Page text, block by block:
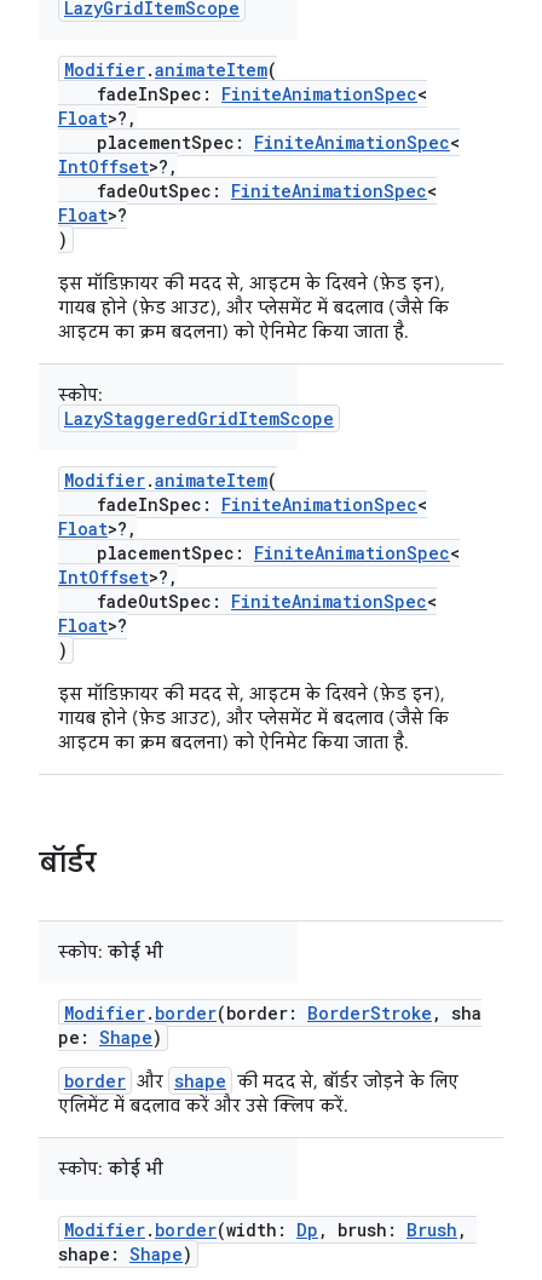
LazyGridItemScope
Modifier.animateItem(
fadeInSpec: FiniteAnimationSpec<
Float>?,
placementSpec: FiniteAnimationSpec<
IntOffset>?,
fadeOutSpec: FiniteAnimationSpec<
Float>?
)
इस मॉडिफ़ायर की मदद से, आइटम के दिखने (फ़ेड इन),
गायब होने (फ़ेड आउट), और प्लेसमेंट में बदलाव (जैसे कि
आइटम का क्रम बदलना) को ऐनिमेट किया जाता है.
स्कोप:
LazyStaggeredGridItemScope
Modifier.animateItem(
fadeInSpec: FiniteAnimationSpec<
Float>?,
placementSpec: FiniteAnimationSpec<
IntOffset>?,
fadeOutSpec: FiniteAnimationSpec<
Float>?
)
इस मॉडिफ़ायर की मदद से, आइटम के दिखने (फ़ेड इन),
गायब होने (फ़ेड आउट), और प्लेसमेंट में बदलाव (जैसे कि
आइटम का क्रम बदलना) को ऐनिमेट किया जाता है.
बॉर्डर
स्कोप: कोई भी
Modifier. border(border: BorderStroke , sha
pe: Shape)
border और shape की मदद से, बॉर्डर जोड़ने के लिए
एलिमेंट में बदलाव करें और उसे क्लिप करें.
स्कोप: कोई भी
Modifier. border(width: Dp , brush: Brush ,
shape: Shape)